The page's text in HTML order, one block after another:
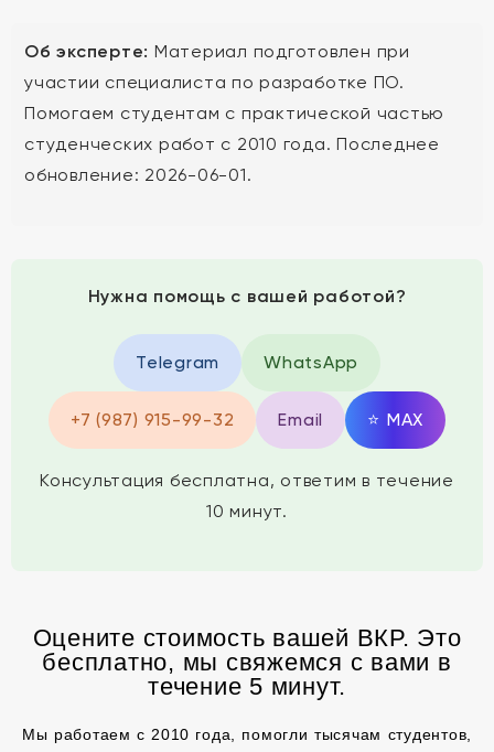
Об эксперте: Материал подготовлен при
участии специалиста по разработке ПО.
Помогаем студентам с практической частью
студенческих работ с 2010 года. Последнее
обновление: 2026-06-01.
Нужна помощь с вашей работой?
Telegram WhatsApp
+7 (987) 915-99-32 Email ⭐ MAX
Консультация бесплатна, ответим в течение
10 минут.
Оцените стоимость вашей ВКР. Это
бесплатно, мы свяжемся с вами в
течение 5 минут.
Мы работаем с 2010 года, помогли тысячам студентов,